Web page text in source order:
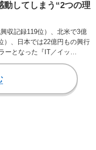
動してしまう“2つの理
収記録119位）、北米で3億
）、日本では22億円もの興行
ーとなった『IT／イッ…